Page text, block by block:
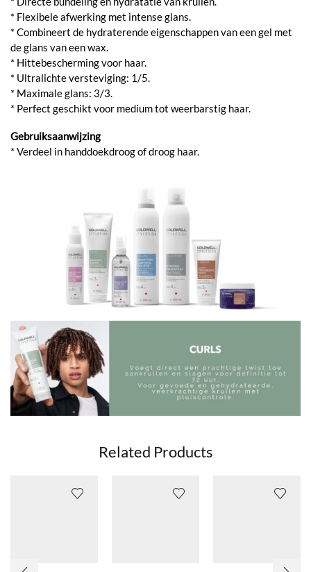
* Flexibele afwerking met intense glans.
* Combineert de hydraterende eigenschappen van een gel met
de glans van een wax.
* Hittebescherming voor haar.
* Ultralichte versteviging: 1/5.
* Maximale glans: 3/3.
* Perfect geschikt voor medium tot weerbarstig haar.
Gebruiksaanwijzing
* Verdeel in handdoekdroog of droog haar.
Related Products